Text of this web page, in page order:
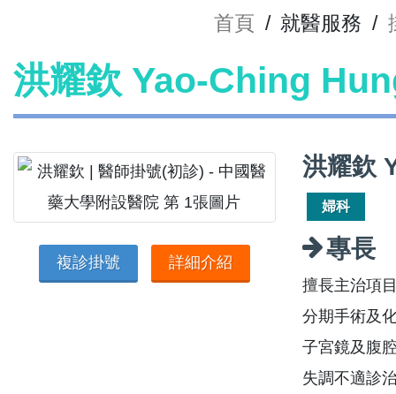
首頁 / 就醫服務 /
洪耀欽 Yao-Ching
複診掛號 詳細介紹
洪耀欽
婦科
專長
擅長主治項
分期手術及
子宮鏡及腹
失調不適診